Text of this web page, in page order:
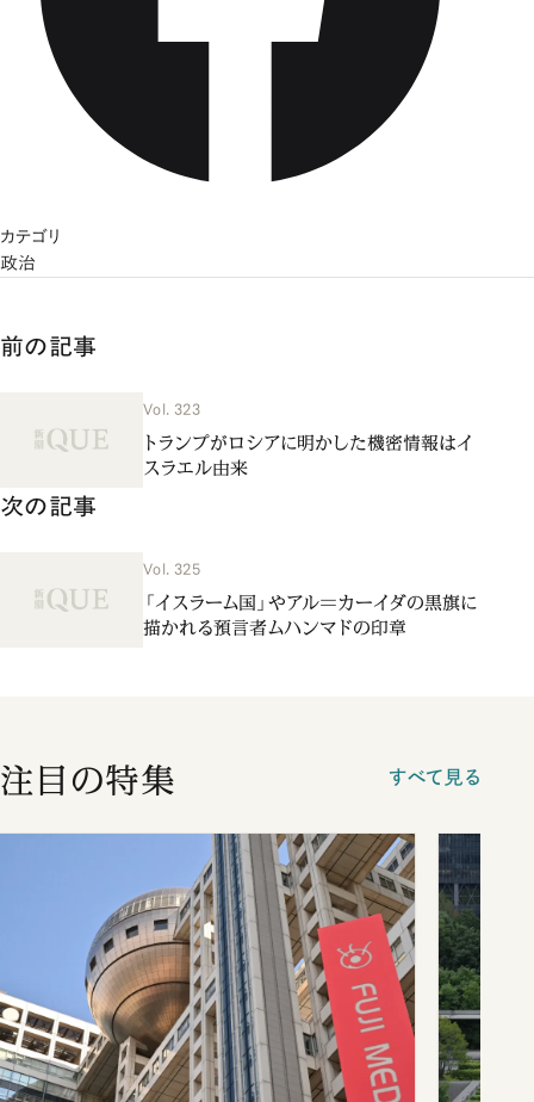
カテゴリ
政治
前の記事
Vol. 323
トランプがロシアに明かした機密情報はイ
スラエル由来
次の記事
Vol. 325
「イスラーム国」やアル＝カーイダの黒旗に
描かれる預言者ムハンマドの印章
注目の特集 すべて見る